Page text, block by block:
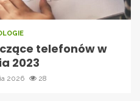
telefonów w
2023
2026 28